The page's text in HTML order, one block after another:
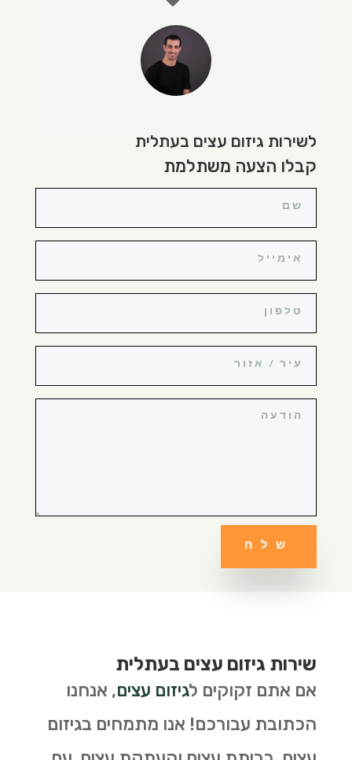
לשירות גיזום עצים בעתלית
קבלו הצעה משתלמת
שלח
שירות גיזום עצים בעתלית
אם אתם זקוקים לגיזום עצים, אנחנו
הכתובת עבורכם! אנו מתמחים בגיזום